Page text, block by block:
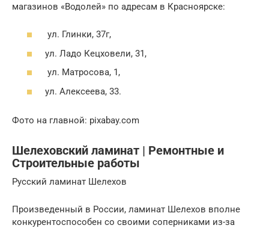
магазинов «Водолей» по адресам в Красноярске:
ул. Глинки, 37г,
ул. Ладо Кецховели, 31,
ул. Матросова, 1,
ул. Алексеева, 33.
Фото на главной: pixabay.com
Шелеховский ламинат | Ремонтные и
Строительные работы
Русский ламинат Шелехов
Произведенный в России, ламинат Шелехов вполне
конкурентоспособен со своими соперниками из-за